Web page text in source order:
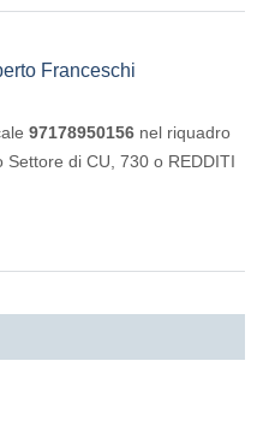
Franceschi
97178950156 nel riquadro
di CU, 730 o REDDITI